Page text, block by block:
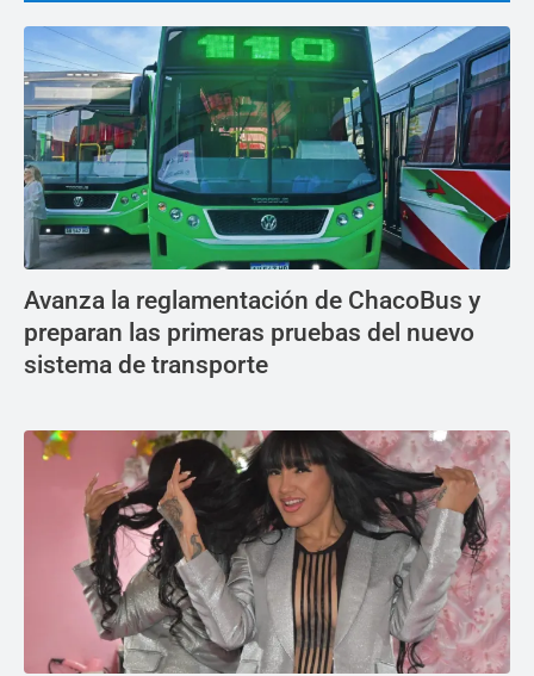
Avanza la reglamentación de ChacoBus y
preparan las primeras pruebas del nuevo
sistema de transporte